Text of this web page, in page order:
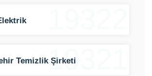
19321
Temizlik Şirketi